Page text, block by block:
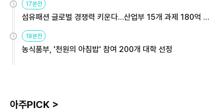
17분전
섬유패션 글로벌 경쟁력 키운다…산업부 15개 과제 180억 지
18분전
농식품부, '천원의 아침밥' 참여 200개 대학 선정
아주PICK >